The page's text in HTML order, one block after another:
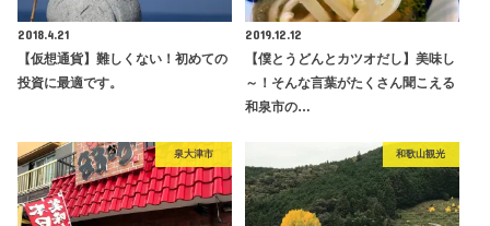
2018.4.21
【仮想通貨】難しくない！初めての
投資に最適です。
2019.12.12
【僕とうどんとカツオだし】美味し
～！そんな言葉がたくさん聞こえる
和泉市の…
泉大津市 和歌山観光